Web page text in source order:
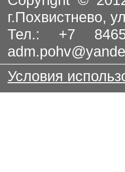
г.Похвистнево,
Тел.: +7
Условия